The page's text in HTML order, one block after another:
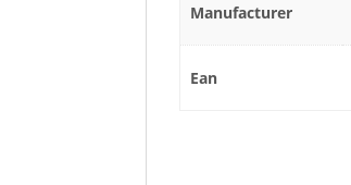
Manufacturer
Ean